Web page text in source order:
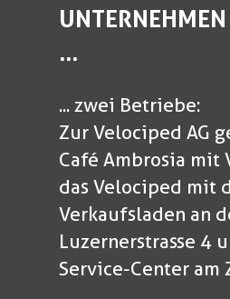
UNTERNEHMEN
...
... zwei Betriebe:
Zur Velociped AG
Café Ambrosia mit
das Velociped mit
Verkaufsladen an
Luzernerstrasse 4
Service-Center am